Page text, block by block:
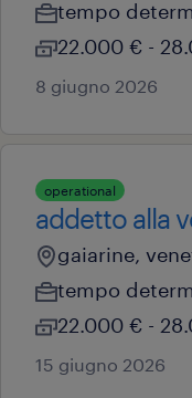
tempo
22.000 € -
8 giugno 2026
operational
addetto alla
gaiarine,
tempo
22.000 € -
15 giugno 2026